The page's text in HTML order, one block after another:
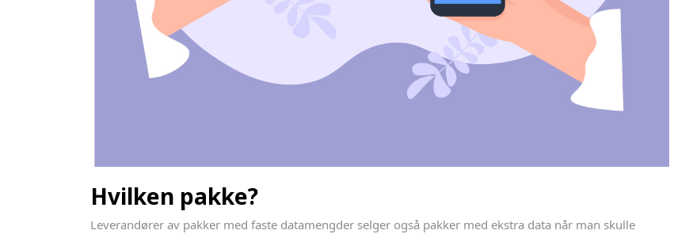
Hvilken pakke?
Leverandører av pakker med faste datamengder selger også pakker med ekstra data når man skulle